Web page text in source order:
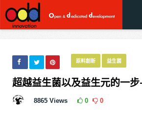
原料創新 益生菌
超越益生菌以及益生元的一
8865 Views 0 0